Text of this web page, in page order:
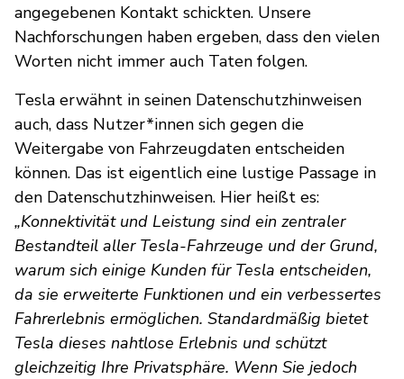
angegebenen Kontakt schickten. Unsere
Nachforschungen haben ergeben, dass den vielen
Worten nicht immer auch Taten folgen.
Tesla erwähnt in seinen Datenschutzhinweisen
auch, dass Nutzer*innen sich gegen die
Weitergabe von Fahrzeugdaten entscheiden
können. Das ist eigentlich eine lustige Passage in
den Datenschutzhinweisen. Hier heißt es:
„Konnektivität und Leistung sind ein zentraler
Bestandteil aller Tesla-Fahrzeuge und der Grund,
warum sich einige Kunden für Tesla entscheiden,
da sie erweiterte Funktionen und ein verbessertes
Fahrerlebnis ermöglichen. Standardmäßig bietet
Tesla dieses nahtlose Erlebnis und schützt
gleichzeitig Ihre Privatsphäre. Wenn Sie jedoch